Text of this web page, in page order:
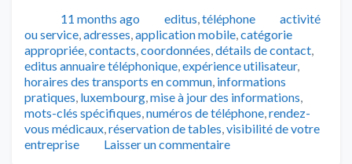
Publié11 months ago Catégories
editus,téléphone Tags
activité
ou service,adresses,application mobile,catégorie
appropriée,contacts,coordonnées,détails de contact,
editus annuaire téléphonique,expérience utilisateur,
horaires des transports en commun, informations
pratiques, luxembourg,mise à jour des informations,
mots-clés spécifiques,numéros de téléphone,rendez-
vous médicaux,réservation de tables,visibilité de votre
entreprise
Laisser un commentaire